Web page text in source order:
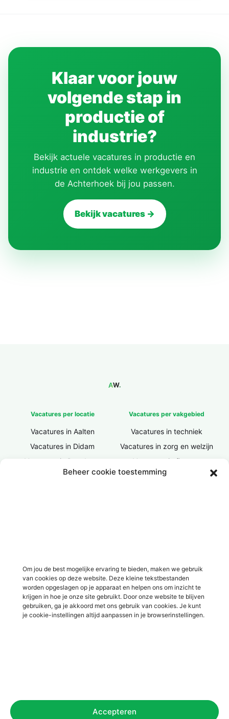
Beheer cookie toestemming
Om jou de best mogelijke ervaring te bieden, maken we gebruik
van cookies op deze website. Deze kleine tekstbestanden
worden opgeslagen op je apparaat en helpen ons om inzicht te
krijgen in hoe je onze site gebruikt. Door onze website te blijven
gebruiken, ga je akkoord met ons gebruik van cookies. Je kunt
je cookie-instellingen altijd aanpassen in je browserinstellingen.
Accepteren
Klaar voor jouw
volgende stap in
productie of
industrie?
Bekijk actuele vacatures in productie en
industrie en ontdek welke werkgevers in
de Achterhoek bij jou passen.
Bekijk vacatures →
Vacatures per locatie
Vacatures in Aalten
Vacatures in Didam
Vacatures in Doesburg
Vacatures in Doetinchem
Vacatures in Varsseveld
Vacatures in Winterswijk
Vacatures in Zelhem
Vacatures in Zutphen
Vacatures per vakgebied
Vacatures in techniek
Vacatures in zorg en welzijn
Vacatures in finance
Vacatures in ICT / IT